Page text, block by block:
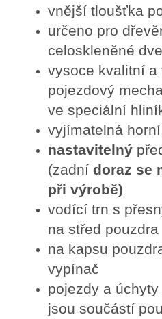
vnější tloušťka
určeno pro
celoskleněné
vysoce kvalitní
pojezdový
ve speciální
vyjímatelná
nastavitelný
(zadní doraz se
při výrobě)
vodící trn s
na střed pouzdra
na kapsu
vypínač
pojezdy a
jsou součástí